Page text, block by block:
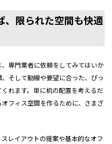
、限られた空間も快適
専門業者に依頼をしてみてはいか
そして動線や要望に合った、ぴっ
れます。単に机の配置を考えるだ
フィス空間を作るために、さまざ
レイアウトの提案や基本的なオフ